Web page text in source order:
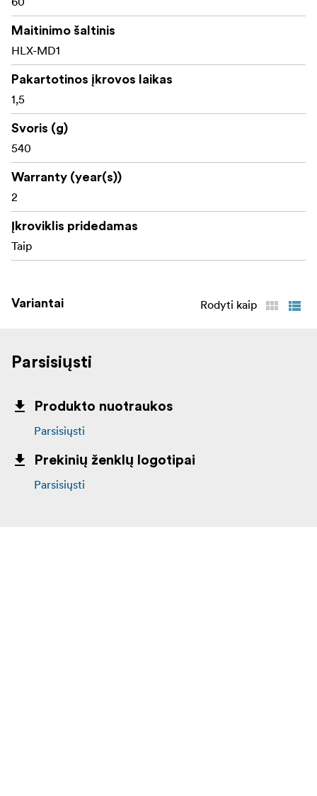
Maitinimo šaltinis
HLX-MD1
Pakartotinos įkrovos laikas
1,5
Svoris (g)
540
Warranty (year(s))
2
Įkroviklis pridedamas
Taip
Variantai Rodyti kaip
Parsisiųsti
Produkto nuotraukos
Parsisiųsti
Prekinių ženklų logotipai
Parsisiųsti